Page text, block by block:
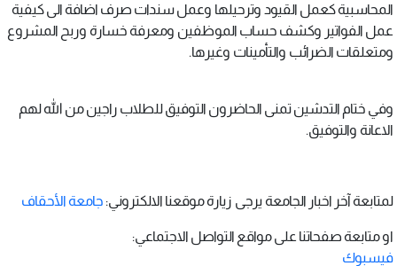
المحاسبية كعمل القيود وترحيلها وعمل سندات صرف اضافة الى كيفية
عمل الفواتير وكشف حساب الموظفين ومعرفة خسارة وربح المشروع
ومتعلقات الضرائب والتأمينات وغيرها.
وفي ختام التدشين تمنى الحاضرون التوفيق للطلاب راجين من الله لهم
الاعانة والتوفيق.
لمتابعة آخر اخبار الجامعة يرجى زيارة موقعنا الالكتروني: جامعة الأحقاف
او متابعة صفحاتنا على مواقع التواصل الاجتماعي:
فيسبوك